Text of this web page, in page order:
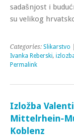
sadašnjost i
su velikog
Categories: Slikarstvo
Ivanka Reberski,
Permalink
Izložba
Mittelrhein-
Koblenz